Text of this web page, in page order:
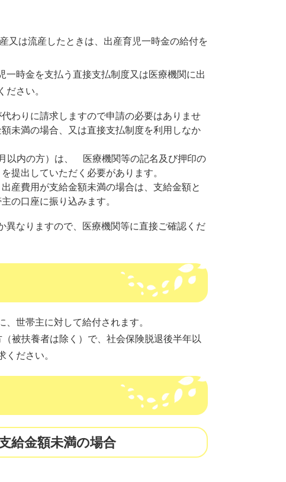
は流産したときは、出産育児一時金の給付を
時金を支払う直接支払制度又は医療機関に出
さい。
わりに請求しますので申請の必要はありませ
未満の場合、又は直接支払制度を利用しなか
以内の方）は、 医療機関等の記名及び押印の
提出していただく必要があります。
産費用が支給金額未満の場合は、支給金額と
の口座に振り込みます。
なりますので、医療機関等に直接ご確認くだ
世帯主に対して給付されます。
被扶養者は除く）で、社会保険脱退後半年以
ださい。
給金額未満の場合